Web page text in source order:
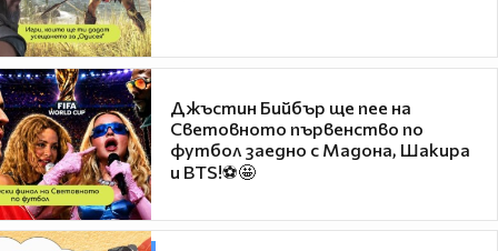
Джъстин Бийбър ще пее на
Световното първенство по
футбол заедно с Мадона, Шакира
и BTS!⚽🤩